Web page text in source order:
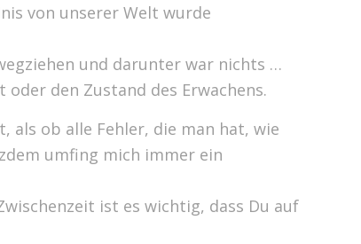
von unserer Welt wurde
und darunter war nichts …
den Zustand des Erwachens.
als ob alle Fehler, die man hat, wie
umfing mich immer ein
ist es wichtig, dass Du auf